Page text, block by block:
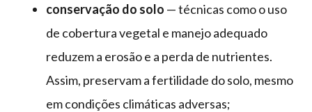
conservação do solo — técnicas como o uso
de cobertura vegetal e manejo adequado
reduzem a erosão e a perda de nutrientes.
Assim, preservam a fertilidade do solo, mesmo
em condições climáticas adversas;